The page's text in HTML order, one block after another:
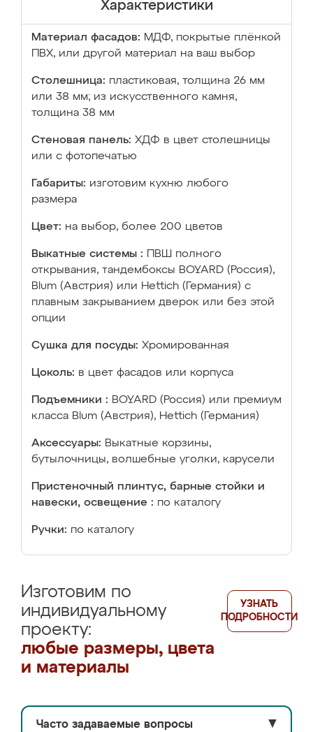
Характеристики
Материал фасадов: МДФ, покрытые плёнкой
ПВХ, или другой материал на ваш выбор
Столешница: пластиковая, толщина 26 мм
или 38 мм; из искусственного камня,
толщина 38 мм
Стеновая панель: ХДФ в цвет столешницы
или с фотопечатью
Габариты: изготовим кухню любого
размера
Цвет: на выбор, более 200 цветов
Выкатные системы :
ПВШ полного
открывания, тандембоксы BOYARD (Россия),
Blum (Австрия) или Hettich (Германия) с
плавным закрыванием дверок или без этой
опции
Сушка для посуды: Хромированная
Цоколь: в цвет фасадов или корпуса
Подъемники : BOYARD (Россия) или премиум
класса Blum (Австрия), Hettich (Германия)
Аксессуары: Выкатные корзины,
бутылочницы, волшебные уголки, карусели
Пристеночный плинтус, барные стойки и
навески, освещение : по каталогу
Ручки: по каталогу
Изготовим по
индивидуальному
проекту:
любые размеры, цвета
и материалы
УЗНАТЬ
ПОДРОБНОСТИ
Часто задаваемые вопросы ▼